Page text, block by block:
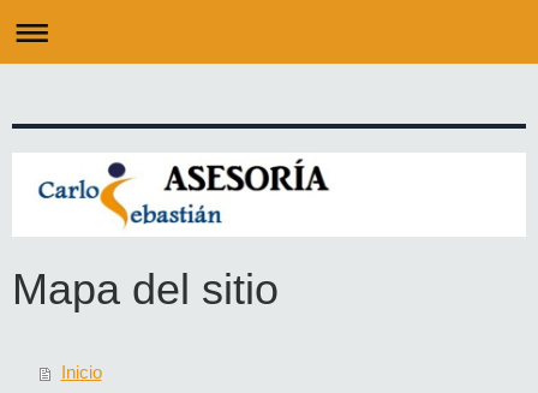
Mapa del sitio
Inicio